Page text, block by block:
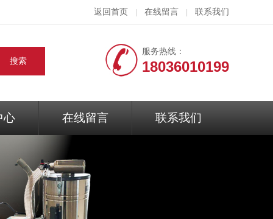
返回首页 在线留言 联系我们
服务热线：
18036010199
心 在线留言 联系我们